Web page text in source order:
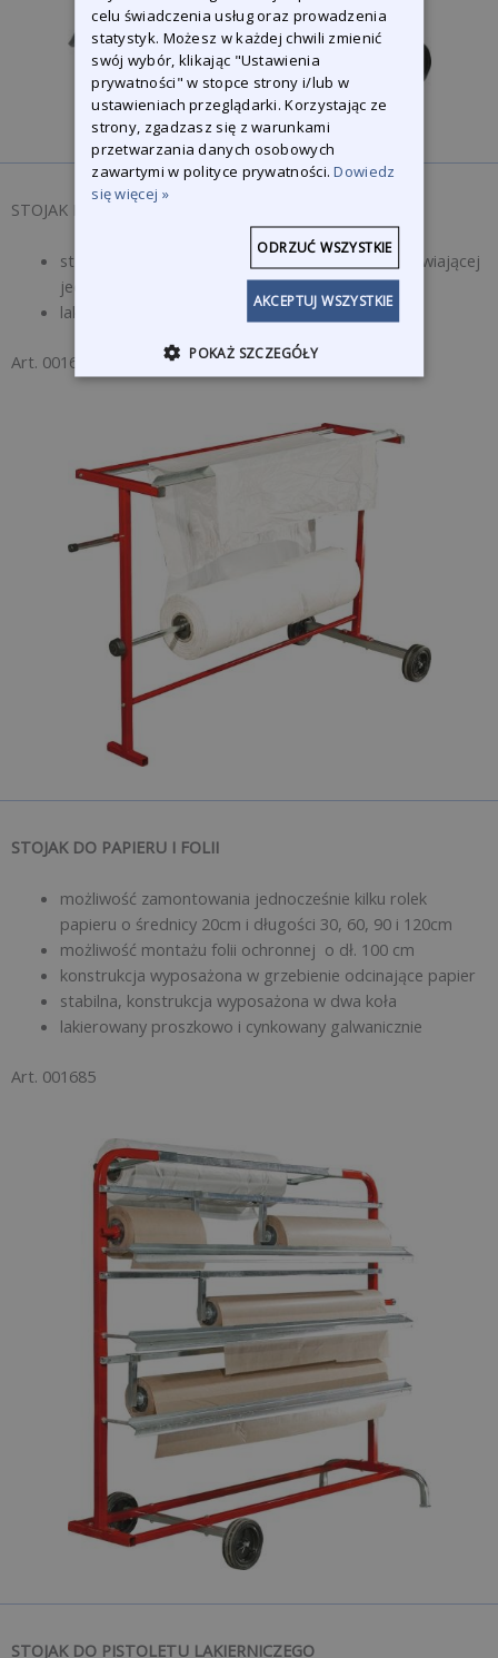
STOJAK DO FOLII OCHRONNEJ
stojak wyposażony w dwa koła o konstrukcji ułatwiającej
jednej osobie okrycie całego pojazdu
lakierowany proszkowo i cynkowany galwanicznie
Art. 001687
STOJAK DO PAPIERU I FOLII
możliwość zamontowania jednocześnie kilku rolek
papieru o średnicy 20cm i długości 30, 60, 90 i 120cm
możliwość montażu folii ochronnej o dł. 100 cm
konstrukcja wyposażona w grzebienie odcinające papier
stabilna, konstrukcja wyposażona w dwa koła
lakierowany proszkowo i cynkowany galwanicznie
Art. 001685
STOJAK DO PISTOLETU LAKIERNICZEGO
celu świadczenia usług oraz prowadzenia
statystyk. Możesz w każdej chwili zmienić
swój wybór, klikając "Ustawienia
prywatności" w stopce strony i/lub w
ustawieniach przeglądarki. Korzystając ze
strony, zgadzasz się z warunkami
przetwarzania danych osobowych
zawartymi w polityce prywatności.Dowiedz
się więcej »
AKCEPTUJ WSZYSTKIE
ODRZUĆ WSZYSTKIE
POKAŻ SZCZEGÓŁY